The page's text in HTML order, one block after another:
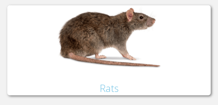
Rats